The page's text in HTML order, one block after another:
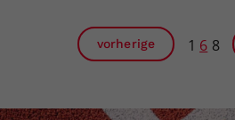
vorherige 1 6 8